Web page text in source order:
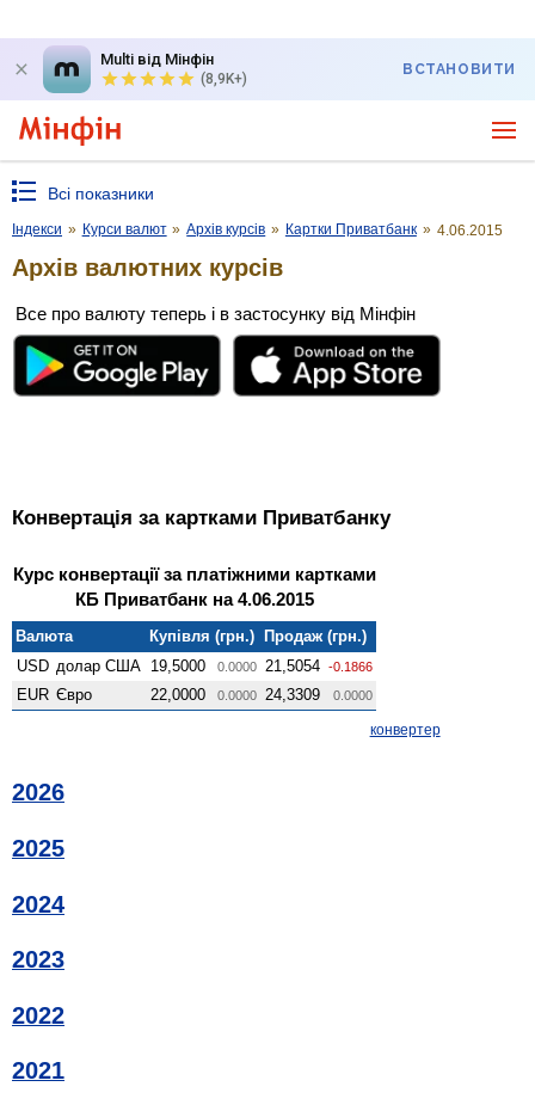
Multi від Мінфін
(8,9K+)
ВСТАНОВИТИ
Всі показники
Індекси » Курси валют » Архів курсів » Картки Приватбанк » 4.06.2015
Архів валютних курсів
Все про валюту теперь і в застосунку від Мінфін
Конвертація за картками Приватбанку
Курс конвертації за платіжними картками
КБ Приватбанк на 4.06.2015
Валюта Купівля (грн.)
Продаж (грн.)
USD долар США 19,5000 0.0000 21,5054 -0.1866
EUR Євро 22,0000 0.0000 24,3309 0.0000
конвертер
2026
2025
2024
2023
2022
2021